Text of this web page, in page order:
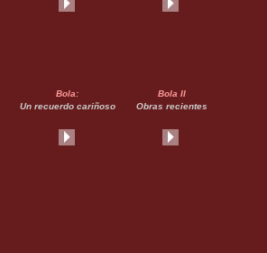
Bola:
Un recuerdo cariñoso
Bola II
Obras recientes